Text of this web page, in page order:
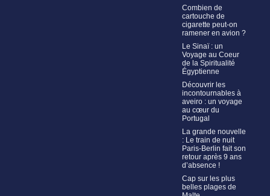
Combien de
cartouche de
cigarette peut-on
ramener en avion ?
Le Sinaï : un
Voyage au Coeur
de la Spiritualité
Égyptienne
Découvrir les
incontournables à
aveiro : un voyage
au cœur du
Portugal
La grande nouvelle
: Le train de nuit
Paris-Berlin fait son
retour après 9 ans
d’absence !
Cap sur les plus
belles plages de